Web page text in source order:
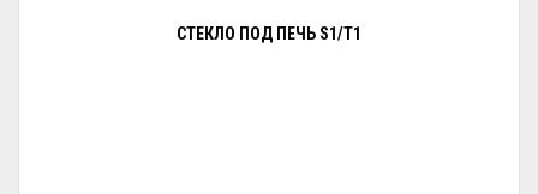
СТЕКЛО ПОД ПЕЧЬ S1/Т1